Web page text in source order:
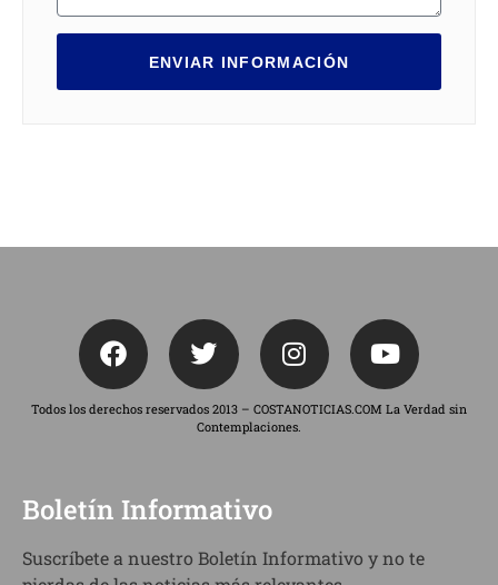
ENVIAR INFORMACIÓN
Todos los derechos reservados 2013 – COSTANOTICIAS.COM La Verdad sin
Contemplaciones.
Boletín Informativo
Suscríbete a nuestro Boletín Informativo y no te